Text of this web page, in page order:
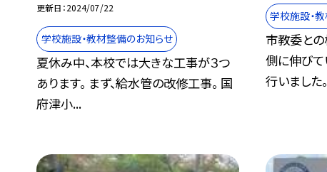
更新日 2024/07/22
学校施設・教材整備のお知らせ
夏休み中、本校では大きな工事が３つ
あります。 まず、給水管の改修工事。 国
府津小...
学校施設・
市教委との
側に伸び
行いました